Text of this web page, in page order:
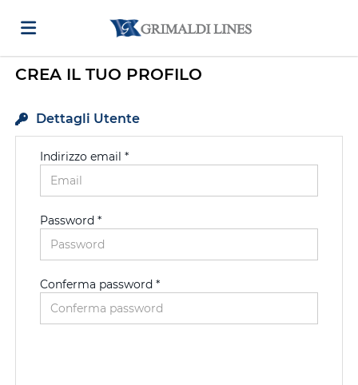
Home
Offerte
di
lavoro
Carica
il
CV
Login
Lingua
CREA IL TUO PROFILO
Dettagli Utente
Indirizzo email *
Password *
Conferma password *